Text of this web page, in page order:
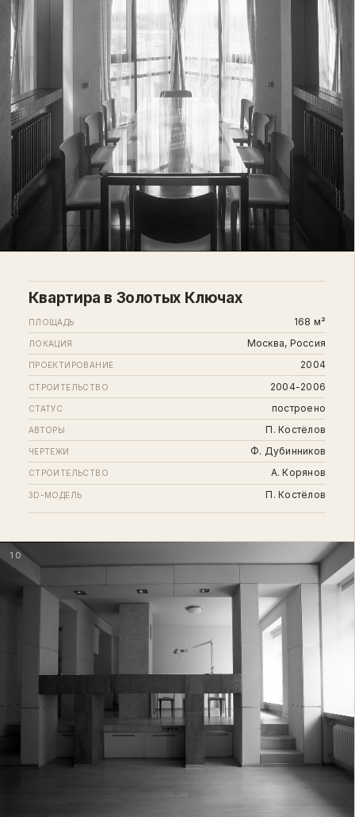
Квартира в Золотых Ключах
ПЛОЩАДЬ 168 м²
ЛОКАЦИЯ Москва, Россия
ПРОЕКТИРОВАНИЕ 2004
СТРОИТЕЛЬСТВО 2004-2006
СТАТУС построено
АВТОРЫ П. Костёлов
ЧЕРТЕЖИ Ф. Дубинников
СТРОИТЕЛЬСТВО А. Корянов
3D-МОДЕЛЬ П. Костёлов
10